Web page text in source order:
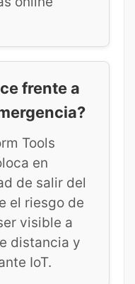
frente a
Tools
en
de salir del
el riesgo de
visible a
distancia y
IoT.